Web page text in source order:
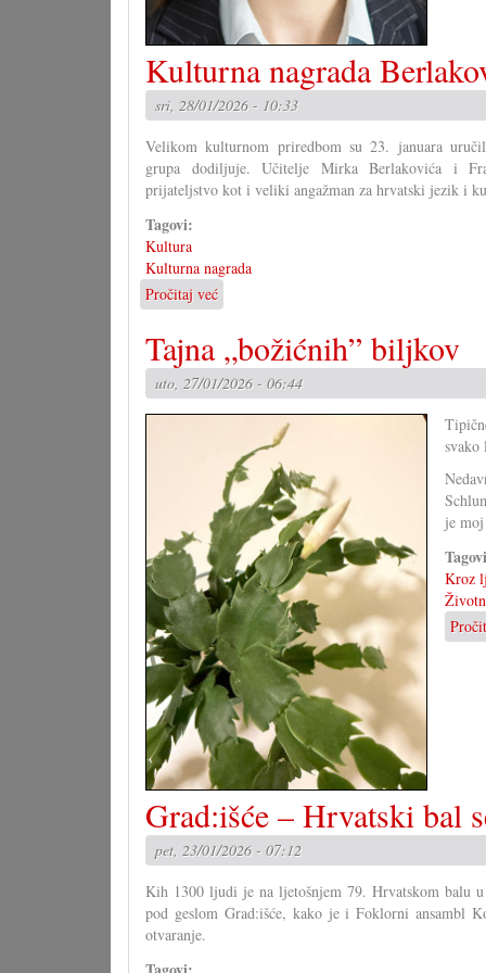
Kulturna nagrada
sri, 28/01/2026 - 10:33
Velikom kulturnom priredbom su 23. januara
grupa dodiljuje. Učitelje Mirka Berlakovića i
prijateljstvo kot i veliki angažman za hrvatski jezik i
Tagovi:
Kultura
Kulturna nagrada
Pročitaj već
Kulturna
nagrada
Berlakoviću
i
Pajriću
Tajna „božićnih” biljkov
uto, 27/01/2026 - 06:44
svako
je
Kroz
Grad:išće – Hrvatski bal
pet, 23/01/2026 - 07:12
Kih 1300 ljudi je na ljetošnjem 79. Hrvatskom balu u
pod geslom Grad:išće, kako je i Foklorni ansambl
otvaranje.